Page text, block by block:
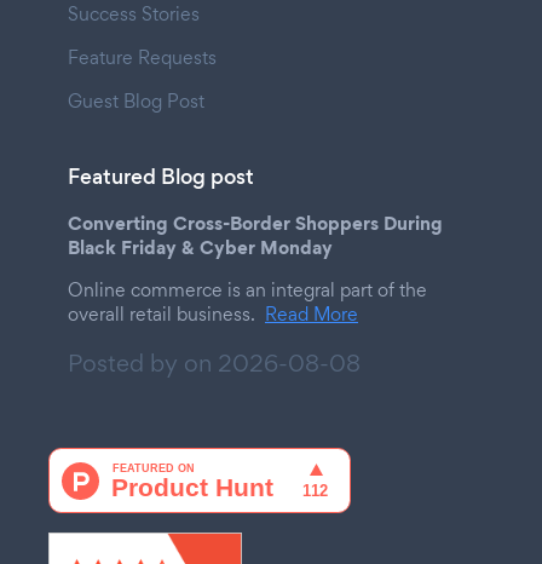
Success Stories
Feature Requests
Guest Blog Post
Featured Blog post
Converting Cross-Border Shoppers During
Black Friday & Cyber Monday
Online commerce is an integral part of the
overall retail business. Read More
Posted by on 2026-08-08